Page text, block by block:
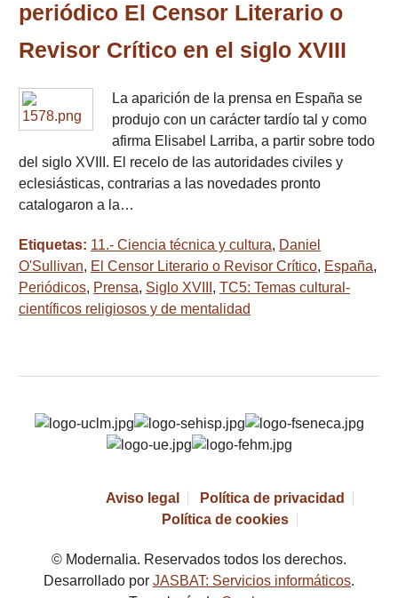
periódico El Censor Literario o
Revisor Crítico en el siglo XVIII
La aparición de la prensa en España se
produjo con un carácter tardío tal y como
afirma Elisabel Larriba, a partir sobre todo
del siglo XVIII. El recelo de las autoridades civiles y
eclesiásticas, contrarias a las novedades pronto
catalogaron a la…
Etiquetas: 11.- Ciencia técnica y cultura, Daniel
O'Sullivan, El Censor Literario o Revisor Crítico, España,
Periódicos, Prensa, Siglo XVIII , TC5: Temas cultural-
científicos religiosos y de mentalidad
Aviso legal
Política de privacidad
Política de cookies
© Modernalia. Reservados todos los derechos.
Desarrollado por JASBAT: Servicios informáticos.